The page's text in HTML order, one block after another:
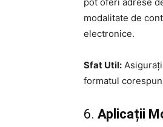
modalitate de
electronice.
Sfat Util:
formatul
6. Aplicații